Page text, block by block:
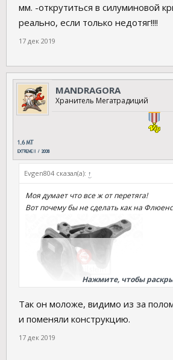
мм. -открутиться в силуминовой
реально, если только недотяг!!!!
17 дек 2019
MANDRAGORA
Хранитель Мегатрадиций
Evgen804 сказал(а): ↑
Моя думает что все ж от перетяга!
Вот почему бы не сделать как на
Нажмите, чтобы
Так он моложе, видимо из за
и поменяли конструкцию.
17 дек 2019